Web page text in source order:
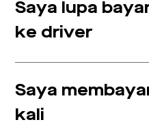
Saya lupa
ke driver
Saya
kali